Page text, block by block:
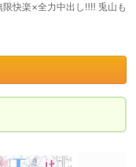
快楽×全力中出し‼‼ 兎山も